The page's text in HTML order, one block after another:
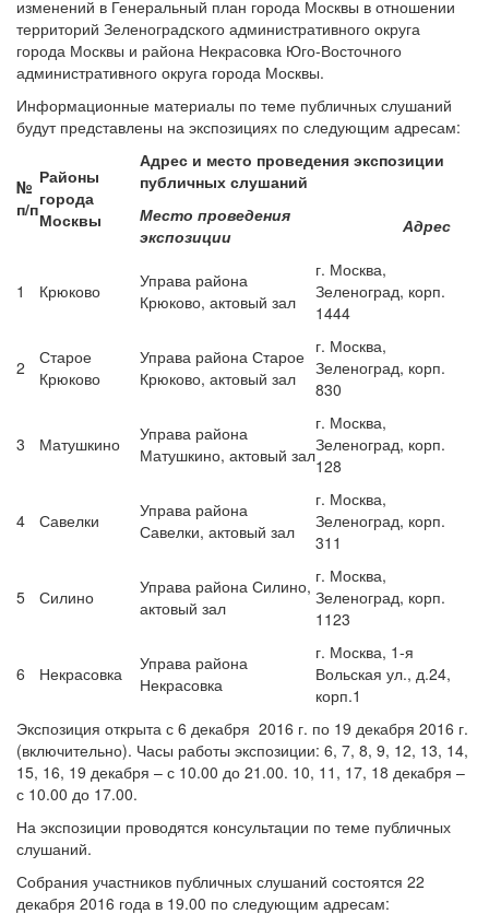
изменений в Генеральный план города Москвы в отношении
территорий Зеленоградского административного округа
города Москвы и района Некрасовка Юго-Восточного
административного округа города Москвы.
Информационные материалы по теме публичных слушаний
будут представлены на экспозициях по следующим адресам:
№
п/п
Районы
города
Москвы
Адрес и место проведения экспозиции
публичных слушаний
Место проведения
экспозиции
Адрес
1 Крюково
Управа района
Крюково, актовый зал
г. Москва,
Зеленоград, корп.
1444
2
Старое
Крюково
Управа района Старое
Крюково, актовый зал
г. Москва,
Зеленоград, корп.
830
3 Матушкино
Управа района
Матушкино, актовый зал
г. Москва,
Зеленоград, корп.
128
4 Савелки
Управа района
Савелки, актовый зал
г. Москва,
Зеленоград, корп.
311
5 Силино
Управа района Силино,
актовый зал
г. Москва,
Зеленоград, корп.
1123
6 Некрасовка
Управа района
Некрасовка
г. Москва, 1-я
Вольская ул., д.24,
корп.1
Экспозиция открыта с 6 декабря 2016 г. по 19 декабря 2016 г.
(включительно). Часы работы экспозиции: 6, 7, 8, 9, 12, 13, 14,
15, 16, 19 декабря – с 10.00 до 21.00. 10, 11, 17, 18 декабря –
с 10.00 до 17.00.
На экспозиции проводятся консультации по теме публичных
слушаний.
Собрания участников публичных слушаний состоятся 22
декабря 2016 года в 19.00 по следующим адресам: